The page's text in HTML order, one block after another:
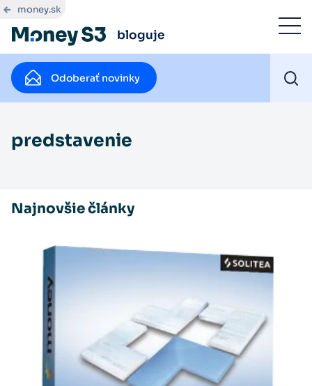
money.sk
bloguje
Odoberať novinky
predstavenie
Najnovšie články